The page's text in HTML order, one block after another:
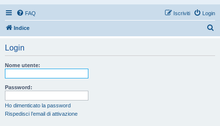
FAQ Login
Iscriviti
Indice
Login
Nome utente:
Password:
Ho dimenticato la password
Rispedisci l’email di attivazione